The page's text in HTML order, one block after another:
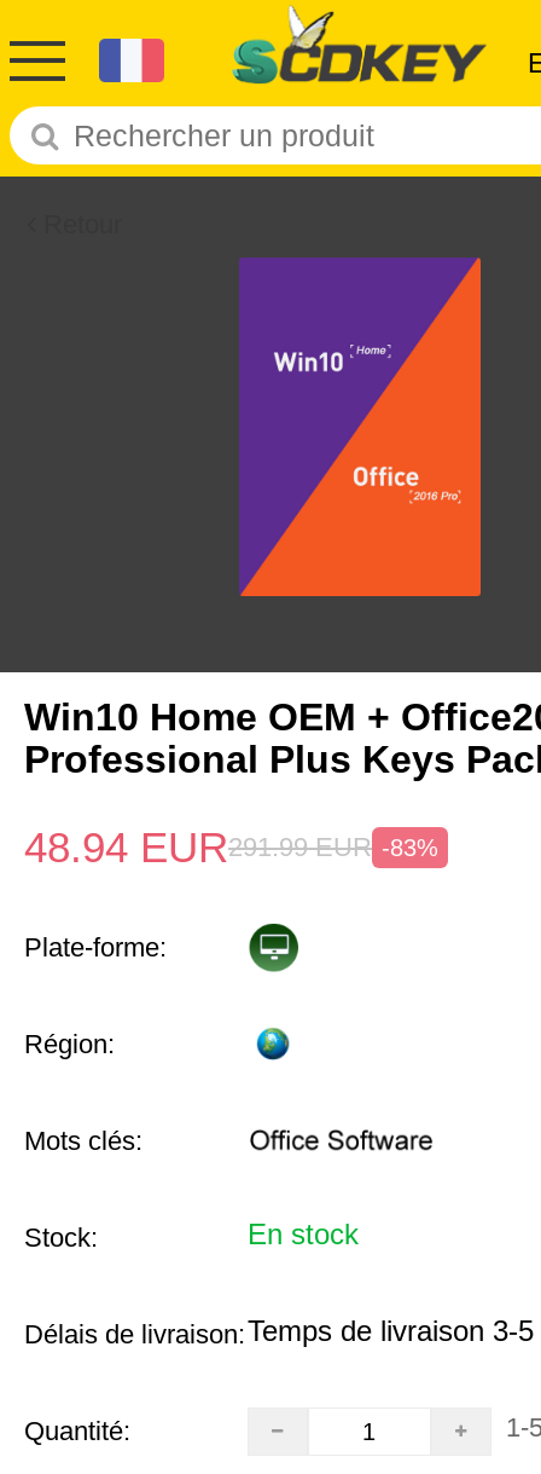
Win10 Home OEM +
Professional Plus Keys
48.94 EUR291.99 EUR -83%
Plate-forme:
Région:
Mots clés:
Stock: En stock
Délais de livraison:Temps de livraison 3-
Quantité: 1-